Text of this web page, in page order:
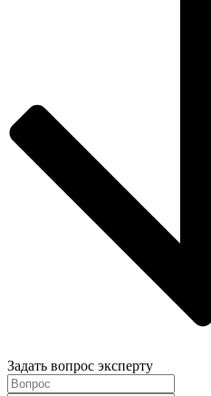
Задать вопрос эксперту